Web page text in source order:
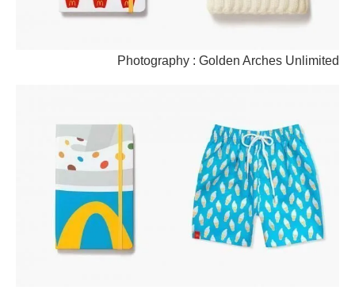
Photography : Golden Arches Unlimited